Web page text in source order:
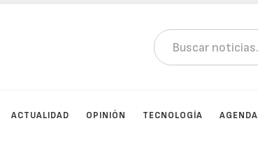
ACTUALIDAD OPINIÓN TECNOLOGÍA AGENDA